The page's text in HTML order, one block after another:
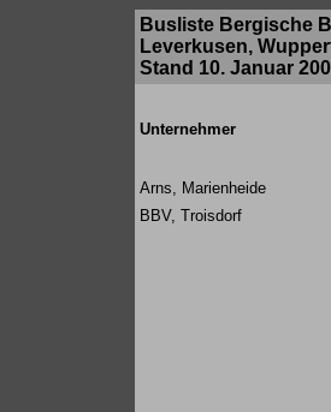
Busliste Bergische
Leverkusen,
Stand 10. Januar
Unternehmer
Arns, Marienheide
BBV, Troisdorf